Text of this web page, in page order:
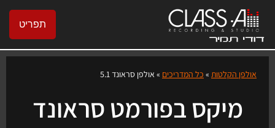
תפריט
אולפן הקלטות » כל המדריכים » אולפן סראונד 5.1
מיקס בפורמט סראונד